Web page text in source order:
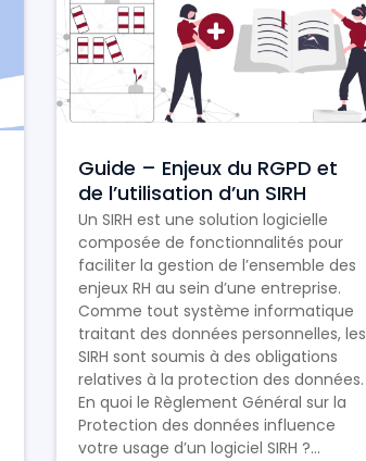
Guide – Enjeux du RGPD et
de l’utilisation d’un SIRH
Un SIRH est une solution logicielle
composée de fonctionnalités pour
faciliter la gestion de l’ensemble des
enjeux RH au sein d’une entreprise.
Comme tout système informatique
traitant des données personnelles, les
SIRH sont soumis à des obligations
relatives à la protection des données.
En quoi le Règlement Général sur la
Protection des données influence
votre usage d’un logiciel SIRH ?...